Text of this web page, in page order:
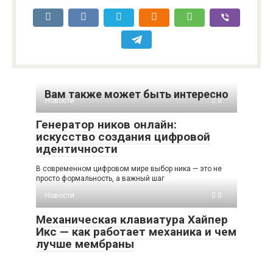
Вам также может быть интересно
Новости 0
Генератор ников онлайн:
искусство создания цифровой
идентичности
В современном цифровом мире выбор ника — это не
просто формальность, а важный шаг
Новости
0
Механическая клавиатура Хайпер
Икс — как работает механика и чем
лучше мембраны